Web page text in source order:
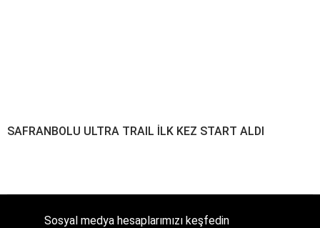
SAFRANBOLU ULTRA TRAIL İLK KEZ START ALDI
Sosyal medya hesaplarımızı keşfedin